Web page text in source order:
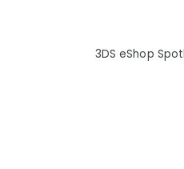
3DS eShop